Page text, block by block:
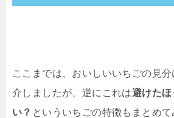
ここまでは、おいしいいちごの見
介しましたが、逆にこれは避けた
い？ といういちごの特徴もまとめて